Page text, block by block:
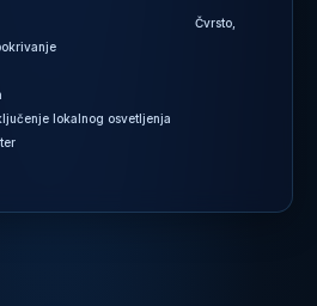
kompletu Čvrsto,
- 8 mm
lokalnog osvetljenja